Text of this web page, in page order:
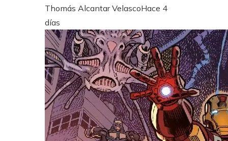
Thomás Alcantar VelascoHace 4
días